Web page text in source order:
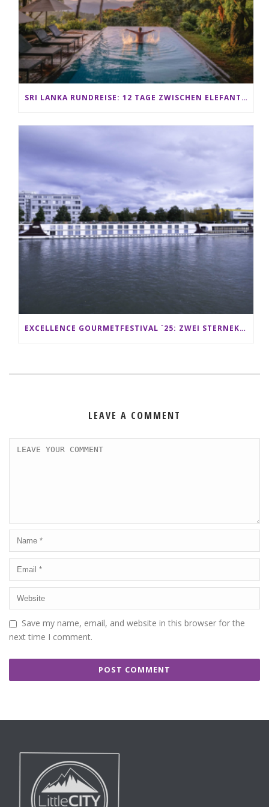
SRI LANKA RUNDREISE: 12 TAGE ZWISCHEN ELEFANTEN, TEEPLANTAGEN & STRAND ALS FAMILIE
EXCELLENCE GOURMETFESTIVAL ´25: ZWEI STERNEKÖCHE ANTONIO GUIDA & DARIO MORESCO VERWÖHNEN IHRE GÄSTE AUF EINER LUXERIÖSEN SCHIFFSREISE
LEAVE A COMMENT
Save my name, email, and website in this browser for the
next time I comment.